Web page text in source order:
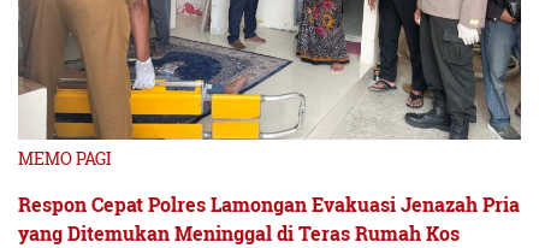
MEMO PAGI
Respon Cepat Polres Lamongan Evakuasi Jenazah Pria
yang Ditemukan Meninggal di Teras Rumah Kos